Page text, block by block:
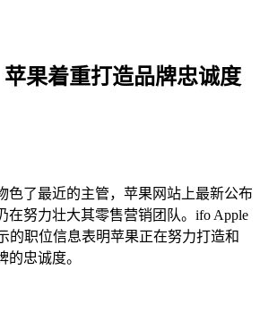
果着重打造品牌忠诚度
色了最近的主管，苹果网站上最新公布
在努力壮大其零售营销团队。ifo Apple
的职位信息表明苹果正在努力打造和
的忠诚度。